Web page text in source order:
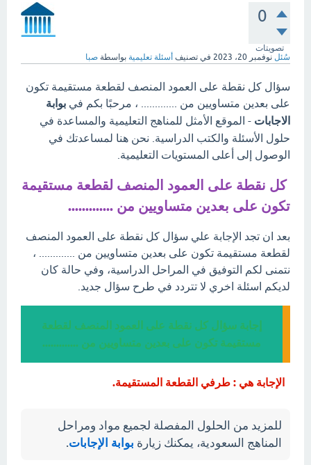
0
تصويتات
سُئل نوفمبر 20، 2023 في تصنيف أسئلة تعليمية بواسطة صبا
سؤال كل نقطة على العمود المنصف لقطعة مستقيمة تكون
على بعدين متساويين من ............. ، مرحبًا بكم في بوابة
الاجابات - الموقع الأمثل للمناهج التعليمية والمساعدة في
حلول الأسئلة والكتب الدراسية. نحن هنا لمساعدتك في
الوصول إلى أعلى المستويات التعليمية.
كل نقطة على العمود المنصف لقطعة مستقيمة
تكون على بعدين متساويين من .............
بعد ان تجد الإجابة علي سؤال كل نقطة على العمود المنصف
لقطعة مستقيمة تكون على بعدين متساويين من ............. ،
نتمنى لكم التوفيق في المراحل الدراسية، وفي حالة كان
لديكم اسئلة اخري لا تتردد في طرح سؤال جديد.
إجابة سؤال كل نقطة على العمود المنصف لقطعة
مستقيمة تكون على بعدين متساويين من .............
الإجابة هي : طرفي القطعة المستقيمة.
للمزيد من الحلول المفصلة لجميع مواد ومراحل
المناهج السعودية، يمكنك زيارة بوابة الإجابات.